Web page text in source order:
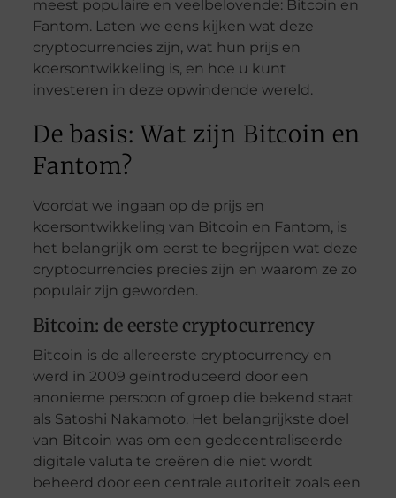
meest populaire en veelbelovende: Bitcoin en
Fantom. Laten we eens kijken wat deze
cryptocurrencies zijn, wat hun prijs en
koersontwikkeling is, en hoe u kunt
investeren in deze opwindende wereld.
De basis: Wat zijn Bitcoin en
Fantom?
Voordat we ingaan op de prijs en
koersontwikkeling van Bitcoin en Fantom, is
het belangrijk om eerst te begrijpen wat deze
cryptocurrencies precies zijn en waarom ze zo
populair zijn geworden.
Bitcoin: de eerste cryptocurrency
Bitcoin is de allereerste cryptocurrency en
werd in 2009 geïntroduceerd door een
anonieme persoon of groep die bekend staat
als Satoshi Nakamoto. Het belangrijkste doel
van Bitcoin was om een gedecentraliseerde
digitale valuta te creëren die niet wordt
beheerd door een centrale autoriteit zoals een